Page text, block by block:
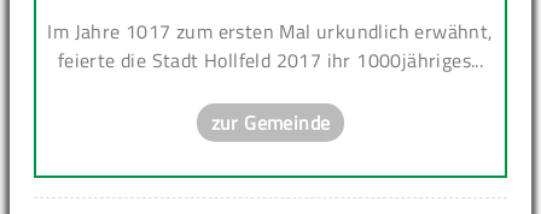
Im Jahre 1017 zum ersten Mal urkundlich erwähnt,
feierte die Stadt Hollfeld 2017 ihr 1000jähriges...
zur Gemeinde